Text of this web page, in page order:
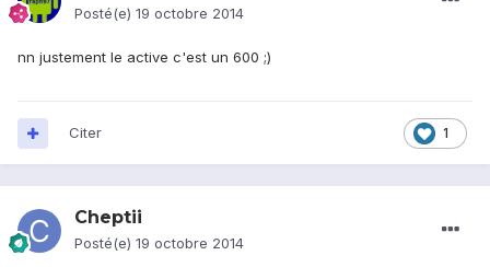
Posté(e) 19 octobre 2014
nn justement le active c'est un 600 ;)
1
Citer
Cheptii
Posté(e) 19 octobre 2014